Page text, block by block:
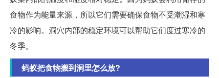
食物作为能量来源，所以它们需要确保食物不受潮湿和寒
冷的影响。洞穴内部的稳定环境可以帮助它们度过寒冷的
冬季。
蚂蚁把食物搬到洞里怎么放?